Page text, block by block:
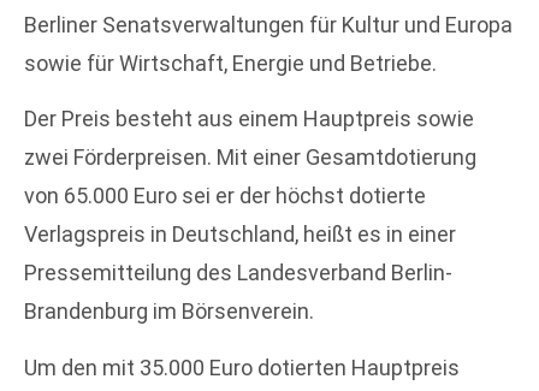
Berliner Senatsverwaltungen für Kultur und Europa
sowie für Wirtschaft, Energie und Betriebe.
Der Preis besteht aus einem Hauptpreis sowie
zwei Förderpreisen. Mit einer Gesamtdotierung
von 65.000 Euro sei er der höchst dotierte
Verlagspreis in Deutschland, heißt es in einer
Pressemitteilung des Landesverband Berlin-
Brandenburg im Börsenverein.
Um den mit 35.000 Euro dotierten Hauptpreis